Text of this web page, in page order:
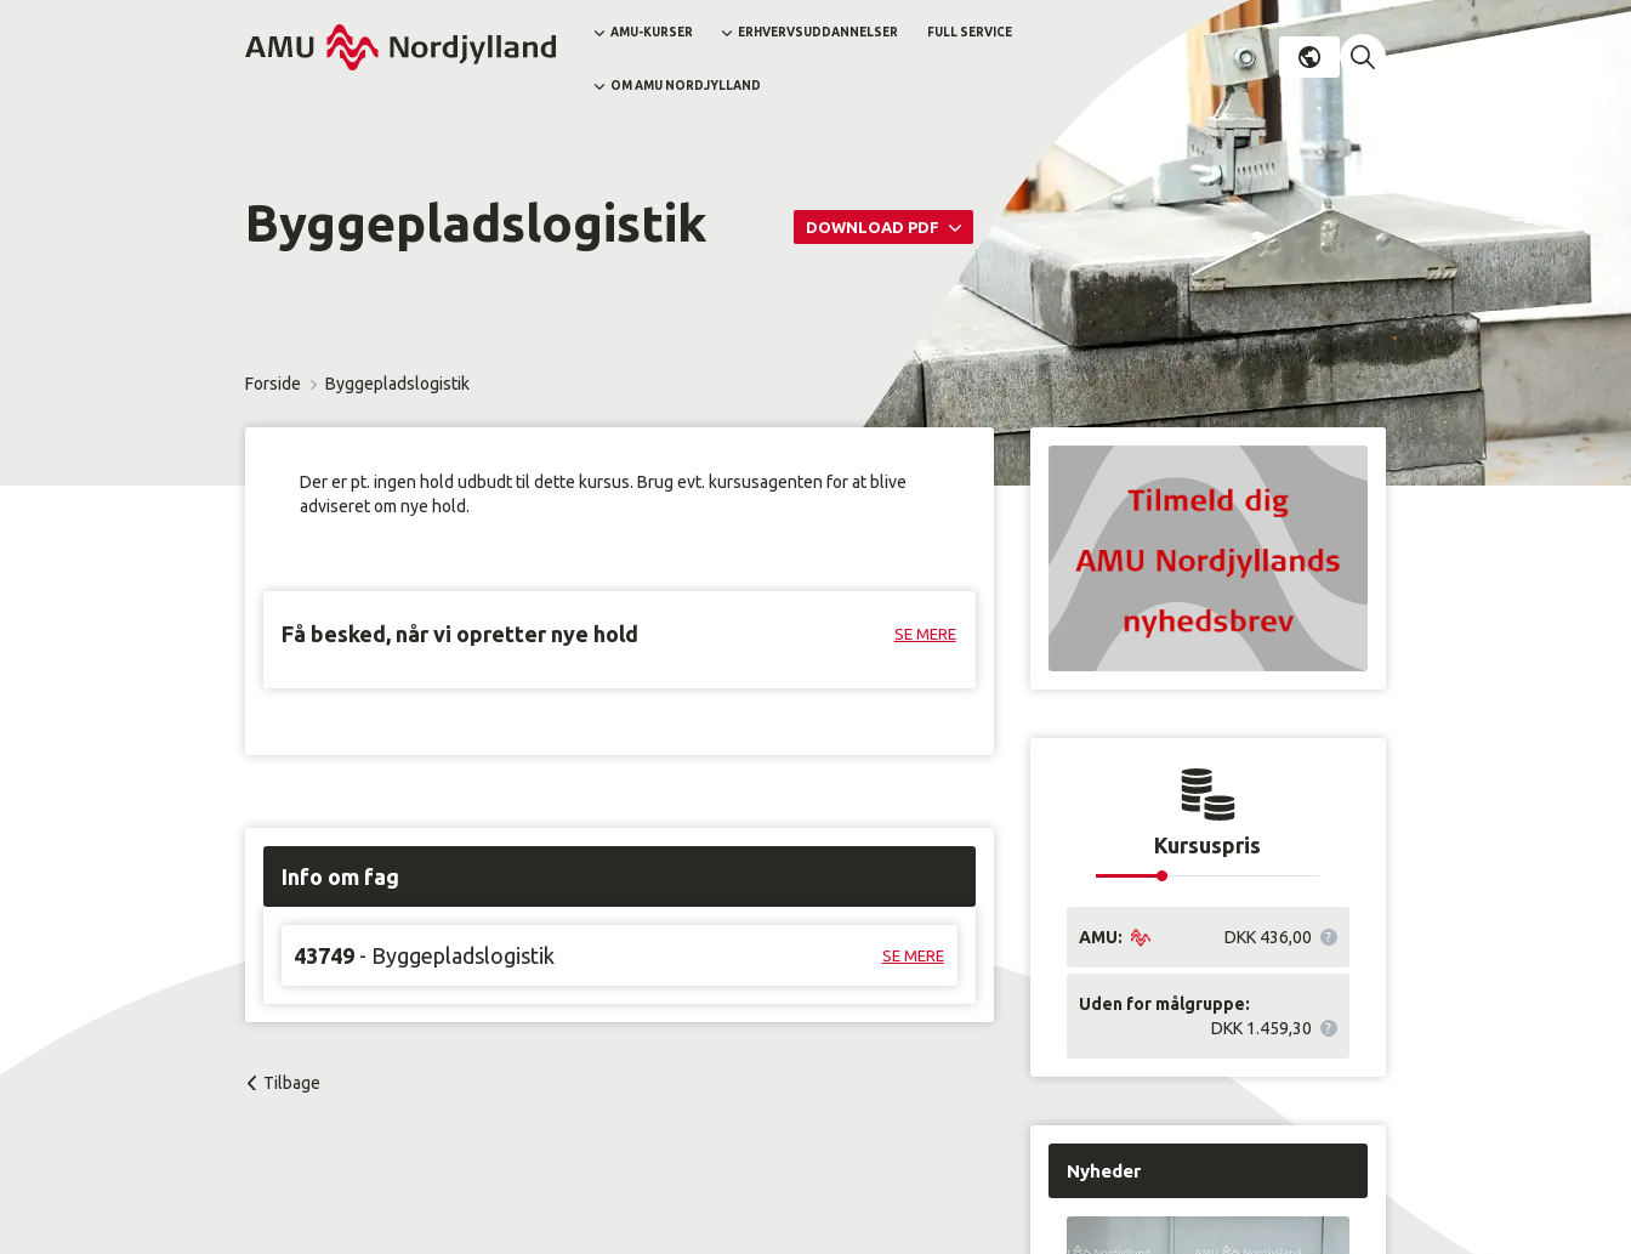
AMU-KURSER ERHVERVSUDDANNELSER FULL SERVICE
OM AMU NORDJYLLAND
Byggepladslogistik DOWNLOAD PDF
Forside Byggepladslogistik
Der er pt. ingen hold udbudt til dette kursus. Brug evt. kursusagenten for at blive
adviseret om nye hold.
Få besked, når vi opretter nye hold SE MERE
Info om fag
43749 - Byggepladslogistik SE MERE
Tilbage
Kursuspris
AMU: DKK 436,00
Uden for målgruppe:
DKK 1.459,30
Nyheder